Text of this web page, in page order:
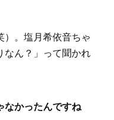
。塩月希依音ちゃ
なん？」って聞かれ
かったんですね